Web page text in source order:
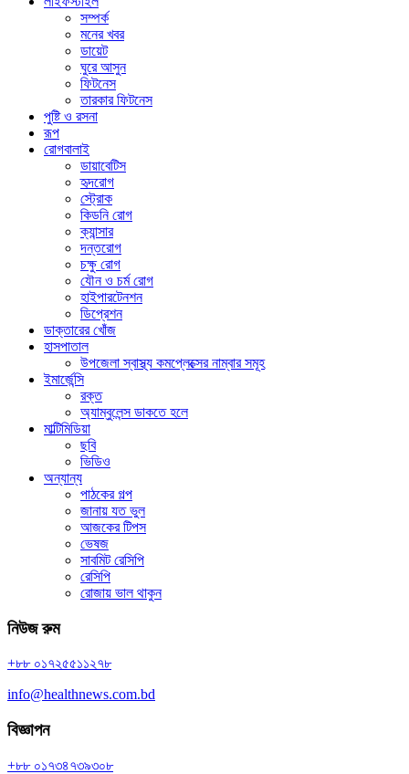
সম্পর্ক
মনের খবর
ডায়েট
ঘুরে আসুন
ফিটনেস
তারকার ফিটনেস
পুষ্টি ও রসনা
রূপ
রোগবালাই
ডায়াবেটিস
হৃদরোগ
স্ট্রোক
কিডনি রোগ
ক্যান্সার
দন্তরোগ
চক্ষু রোগ
যৌন ও চর্ম রোগ
হাইপারটেনশন
ডিপ্রেশন
ডাক্তারের খোঁজ
হাসপাতাল
উপজেলা স্বাস্থ্য কমপ্লেক্সের নাম্বার সমূহ
ইমার্জেন্সি
রক্ত
অ্যাম্বুলেন্স ডাকতে হলে
মাল্টিমিডিয়া
ছবি
ভিডিও
অন্যান্য
পাঠকের গল্প
জানায় যত ভুল
আজকের টিপস
ভেষজ
সাবমিট রেসিপি
রেসিপি
রোজায় ভাল থাকুন
নিউজ রুম
+৮৮ ০১৭২৫৫১১২৭৮
info@healthnews.com.bd
বিজ্ঞাপন
+৮৮ ০১৭৩৪৭৩৯৩০৮